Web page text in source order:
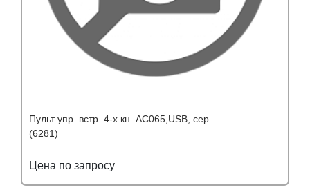
Пульт упр. встр. 4-х кн. AC065,USB, сер.
(6281)
Цена по запросу